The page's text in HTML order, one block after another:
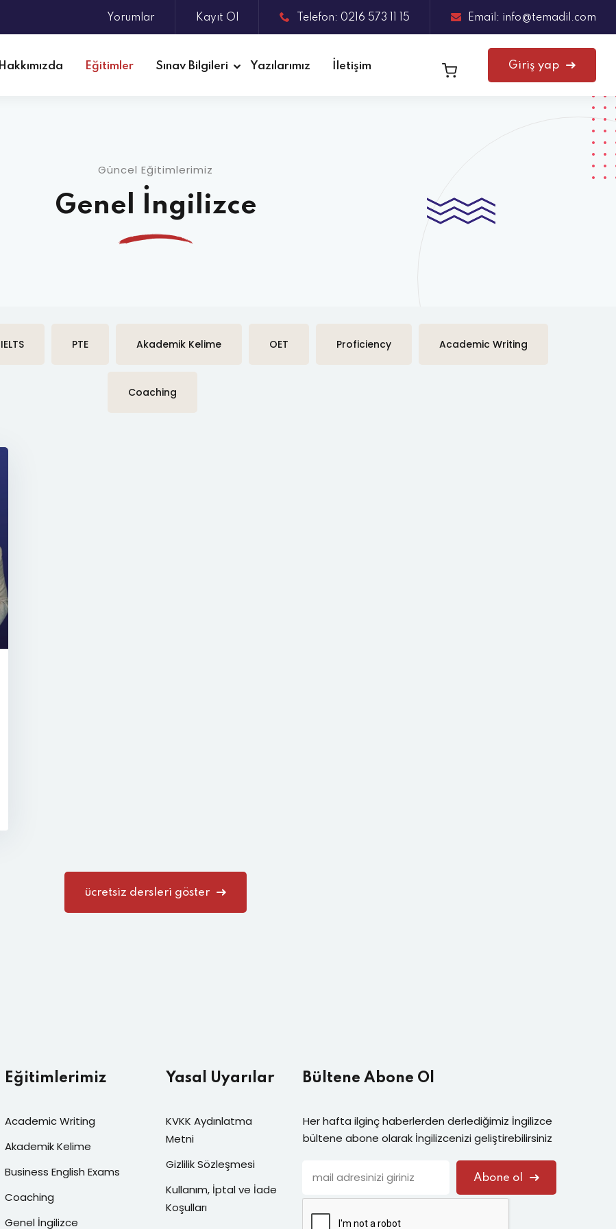
Yorumlar Kayıt Ol Telefon: 0216 573 11 15 Email: info@temadil.com
Hakkımızda Eğitimler Sınav Bilgileri Yazılarımız İletişim Giriş yap
Güncel Eğitimlerimiz
Genel İngilizce
IELTS PTE Akademik Kelime OET Proficiency Academic Writing
Coaching
ücretsiz dersleri göster
Eğitimlerimiz
Academic Writing
Akademik Kelime
Business English Exams
Coaching
Genel İngilizce
Yasal Uyarılar
KVKK Aydınlatma
Metni
Gizlilik Sözleşmesi
Kullanım, İptal ve İade
Koşulları
Bültene Abone Ol
Her hafta ilginç haberlerden derlediğimiz İngilizce
bültene abone olarak İngilizcenizi geliştirebilirsiniz
Abone ol